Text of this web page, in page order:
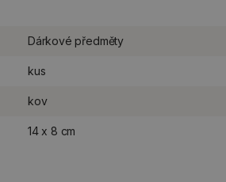
Dárkové předměty
kus
kov
14 x 8 cm